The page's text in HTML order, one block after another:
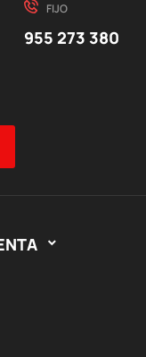
FIJO
955 273 380
